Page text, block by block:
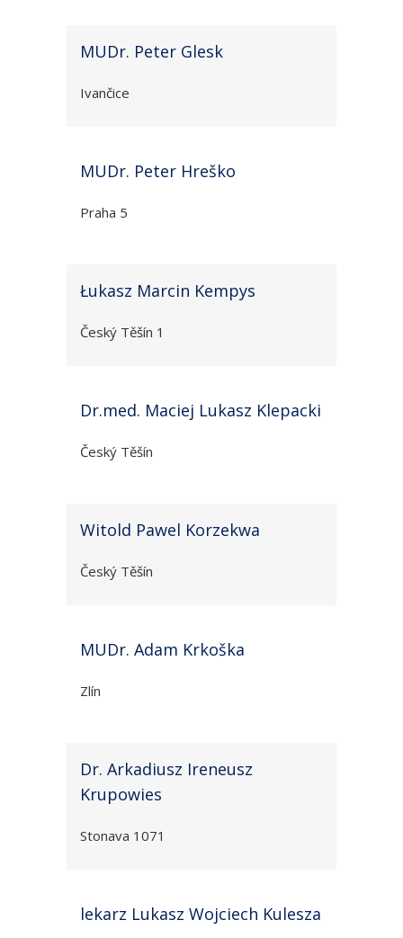
MUDr. Peter Glesk
Ivančice
MUDr. Peter Hreško
Praha 5
Łukasz Marcin Kempys
Český Těšín 1
Dr.med. Maciej Lukasz Klepacki
Český Těšín
Witold Pawel Korzekwa
Český Těšín
MUDr. Adam Krkoška
Zlín
Dr. Arkadiusz Ireneusz
Krupowies
Stonava 1071
lekarz Lukasz Wojciech Kulesza